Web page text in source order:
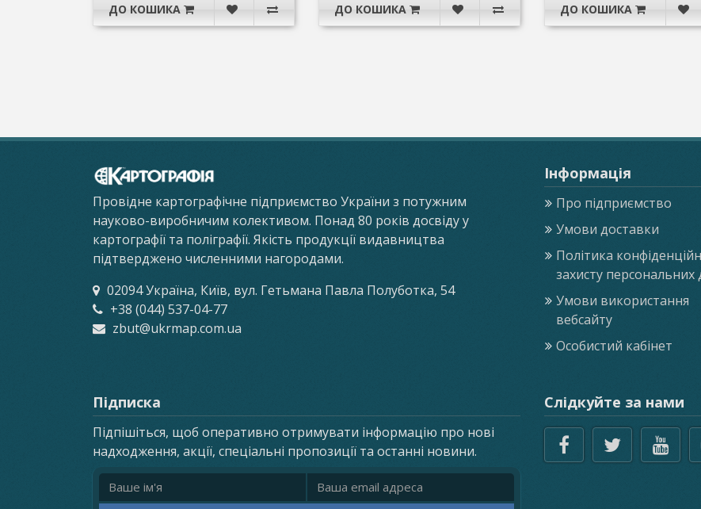
ДО КОШИКА ДО КОШИКА ДО КОШИКА
Провідне картографічне підприємство України з потужним
науково-виробничим колективом. Понад 80 років досвіду у
картографії та поліграфії. Якість продукції видавництва
підтверджено численними нагородами.
02094 Україна, Київ, вул. Гетьмана Павла Полуботка, 54
+38 (044) 537-04-77
zbut@ukrmap.com.ua
Інформація
Про підприємство
Умови доставки
Політика
захисту персональних
Умови використання
вебсайту
Особистий кабінет
Підписка
Підпішіться, щоб оперативно отримувати інформацію про нові
надходження, акції, спеціальні пропозиції та останні новини.
Ім'я Email адреса
Слідкуйте за нами